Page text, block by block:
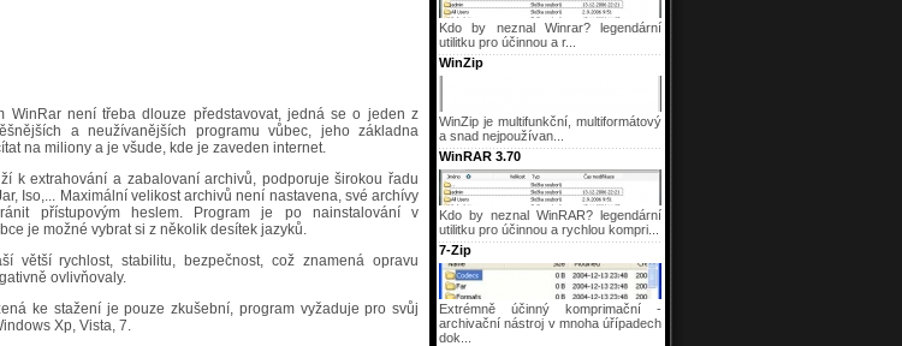
WinRar není třeba dlouze představovat, jedná se o jeden z
a neužívanějších programu vůbec, jeho základna
na miliony a je všude, kde je zaveden internet.
k extrahování a zabalovaní archivů, podporuje širokou řadu
Iso,... Maximální velikost archivů není nastavena, své archívy
přístupovým heslem. Program je po nainstalování v
je možné vybrat si z několik desítek jazyků.
větší rychlost, stabilitu, bezpečnost, což znamená opravu
ovlivňovaly.
ke stažení je pouze zkušební, program vyžaduje pro svůj
Xp, Vista, 7.
Kdo by neznal Winrar? legendární
utilitku pro účinnou a r...
WinZip
WinZip je multifunkční, multiformátový
a snad nejpoužívan...
WinRAR 3.70
Kdo by neznal WinRAR? legendární
utilitku pro účinnou a rychlou kompri...
7-Zip
Extrémně účinný komprimační -
archivační nástroj v mnoha úřípadech
dok...